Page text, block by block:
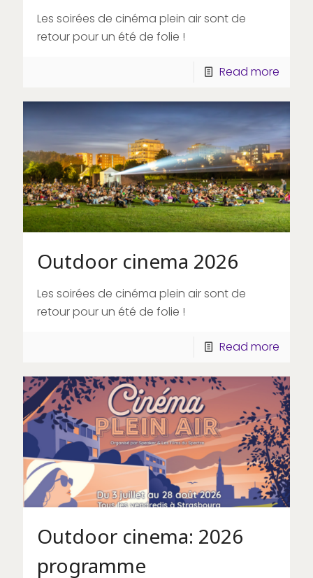
Les soirées de cinéma plein air sont de
retour pour un été de folie !
Read more
Outdoor cinema 2026
Les soirées de cinéma plein air sont de
retour pour un été de folie !
Read more
Outdoor cinema: 2026
programme